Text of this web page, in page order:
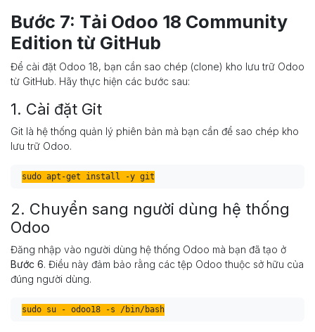
Bước 7: Tải Odoo 18 Community
Edition từ GitHub
Để cài đặt Odoo 18, bạn cần sao chép (clone) kho lưu trữ Odoo
từ GitHub. Hãy thực hiện các bước sau:
1. Cài đặt Git
Git là hệ thống quản lý phiên bản mà bạn cần để sao chép kho
lưu trữ Odoo.
2. Chuyển sang người dùng hệ thống
Odoo
Đăng nhập vào người dùng hệ thống Odoo mà bạn đã tạo ở
Bước 6. Điều này đảm bảo rằng các tệp Odoo thuộc sở hữu của
đúng người dùng.